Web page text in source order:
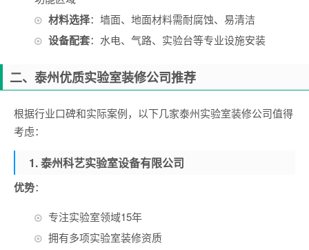
材料选择：墙面、地面材料需耐腐蚀、易清洁
设备配套：水电、气路、实验台等专业设施安装
二、泰州优质实验室装修公司推荐
根据行业口碑和实际案例，以下几家泰州实验室装修公司值得
考虑：
1. 泰州科艺实验室设备有限公司
优势：
专注实验室领域15年
拥有多项实验室装修资质